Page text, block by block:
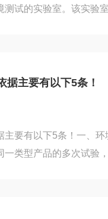
测试的实验室。该实验
坚固、防水、美观。3
环系统，避免任何死角
控制器荧...
据主要有以下5条！
主要有以下5条！一、
一类型产品的多次试验